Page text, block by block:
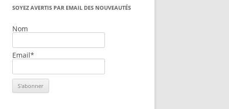
SOYEZ AVERTIS PAR EMAIL DES NOUVEAUTÉS
Nom
Email*